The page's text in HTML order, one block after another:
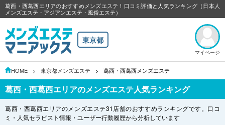
葛西・西葛西エリアのおすすめメンズエステ！口コミ評価と人気ランキング（日本人
メンズエステ・アジアンエステ・風俗エステ）
東京都
マイページ
HOME 東京都メンズエステ 葛西・西葛西メンズエステ
葛西・西葛西エリアのメンズエステ人気ランキング
葛西・西葛西エリアのメンズエステ31店舗のおすすめランキングです。口コ
ミ・人気セラピスト情報・ユーザー行動履歴から分析しています